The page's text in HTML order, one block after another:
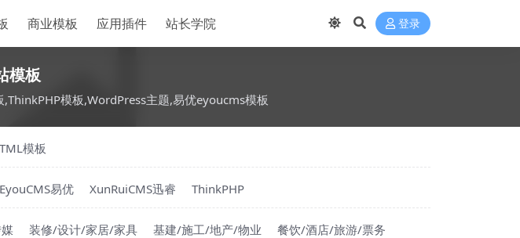
商业模板 应用插件 站长学院 登录
模板
模板,WordPress主题,易优eyoucms模板
模板
EyouCMS易优 XunRuiCMS迅睿 ThinkPHP
装修/设计/家居/家具 基建/施工/地产/物业
餐饮/酒店/旅游/票务